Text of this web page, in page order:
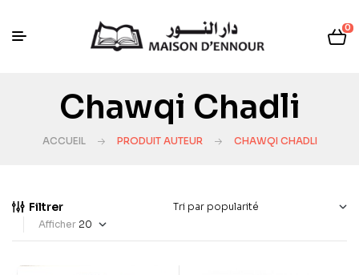
0
Chawqi Chadli
ACCUEIL PRODUIT AUTEUR CHAWQI CHADLI
Filtrer
Afficher